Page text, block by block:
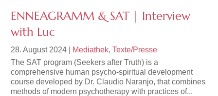
ENNEAGRAMM & SAT | Interview
with Luc
28. August 2024 Mediathek,Texte/Presse
The SAT program (Seekers after Truth) is a
comprehensive human psycho-spiritual development
course developed by Dr. Claudio Naranjo, that combines
methods of modern psychotherapy with practices of...